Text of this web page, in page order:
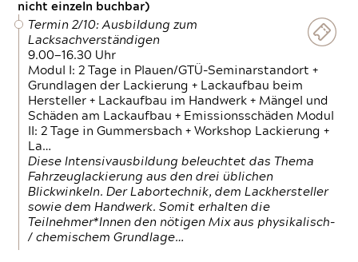
nicht einzeln buchbar)
Termin 2/10: Ausbildung zum
Lacksachverständigen
9.00—16.30 Uhr
Modul I: 2 Tage in Plauen/GTÜ-Seminarstandort +
Grundlagen der Lackierung + Lackaufbau beim
Hersteller + Lackaufbau im Handwerk + Mängel und
Schäden am Lackaufbau + Emissionsschäden Modul
II: 2 Tage in Gummersbach + Workshop Lackierung +
La…
Diese Intensivausbildung beleuchtet das Thema
Fahrzeuglackierung aus den drei üblichen
Blickwinkeln. Der Labortechnik, dem Lackhersteller
sowie dem Handwerk. Somit erhalten die
Teilnehmer*Innen den nötigen Mix aus physikalisch-
/ chemischem Grundlage…